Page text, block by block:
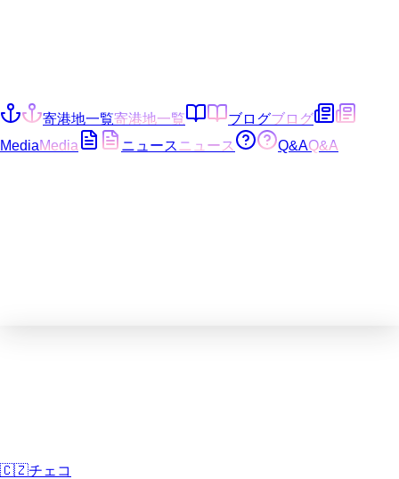
寄港地一覧寄港地一覧 ブログブログ
MediaMedia ニュース ニュース Q&AQ&A
🇨🇿チェコ